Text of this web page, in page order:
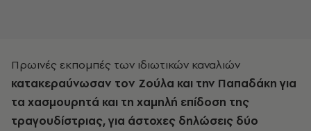
Πρωινές εκπομπές των ιδιωτικών καναλιών
κατακεραύνωσαν τον Ζούλα και την Παπαδάκη για
τα χασμουρητά και τη χαμηλή επίδοση της
τραγουδίστριας, για άστοχες δηλώσεις δύο